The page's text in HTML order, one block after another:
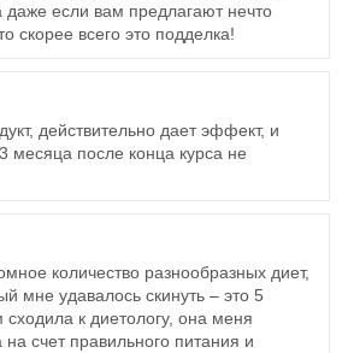
даже если вам предлагают нечто
скорее всего это подделка!
действительно дает эффект, и
месяца после конца курса не
количество разнообразных диет,
мне удавалось скинуть – это 5
к диетологу, она меня
на счет правильного питания и